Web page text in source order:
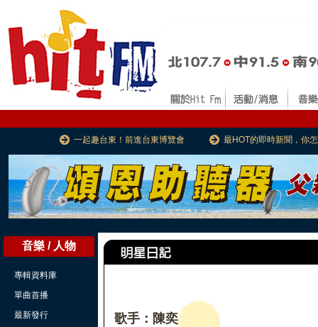
一起趣台東！前進台東博覽會 最HOT的即時新聞，你
音樂 / 人物
專輯資料庫
單曲首播
最新發行
歌手：陳奕